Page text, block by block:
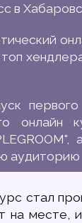
в
топ
онлайн
аудиторию
стал
на месте,